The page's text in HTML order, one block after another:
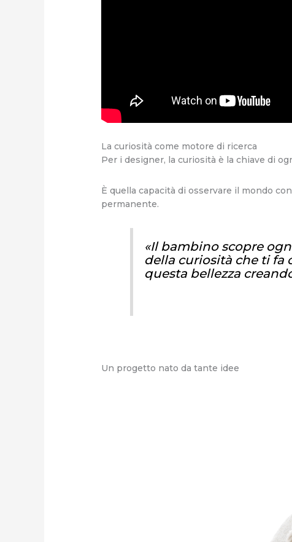
La curiosità come motore di ricerca
Per i designer, la curiosità è la chiave di
È quella capacità di osservare il mondo
permanente.
«Il bambino scopre
della curiosità che ti fa
questa bellezza
Un progetto nato da tante idee